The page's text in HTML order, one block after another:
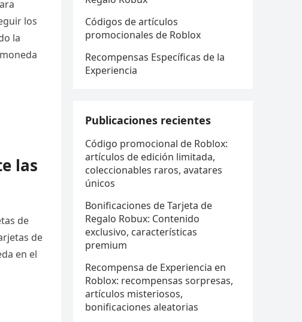
los
la
las
de
de
en el
Códigos de artículos
promocionales de Roblox
Recompensas Específicas de la
Experiencia
Publicaciones recientes
Código promocional de Roblox:
artículos de edición limitada,
coleccionables raros, avatares
únicos
Bonificaciones de Tarjeta de
Regalo Robux: Contenido
exclusivo, características
premium
Recompensa de Experiencia en
Roblox: recompensas sorpresas,
artículos misteriosos,
bonificaciones aleatorias